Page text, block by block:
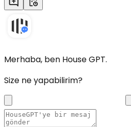
Merhaba, ben House GPT.
Size ne yapabilirim?